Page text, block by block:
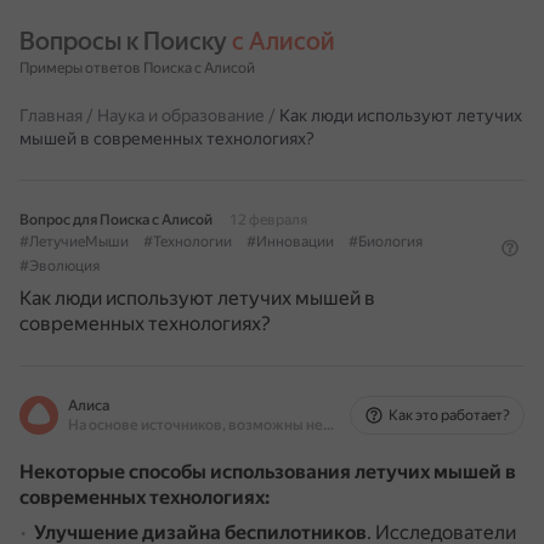
Вопросы к Поиску с Алисой
Примеры ответов Поиска с Алисой
Главная / Наука и образование / Как люди используют летучих
мышей в современных технологиях?
Вопрос для Поиска с Алисой
12 февраля
#ЛетучиеМыши
#Технологии #Инновации
#Биология
#Эволюция
Как люди используют летучих мышей в
современных технологиях?
Алиса
На основе источников, возможны неточности
Как это работает?
Некоторые способы использования летучих мышей в
современных технологиях:
Улучшение дизайна беспилотников. Исследователи